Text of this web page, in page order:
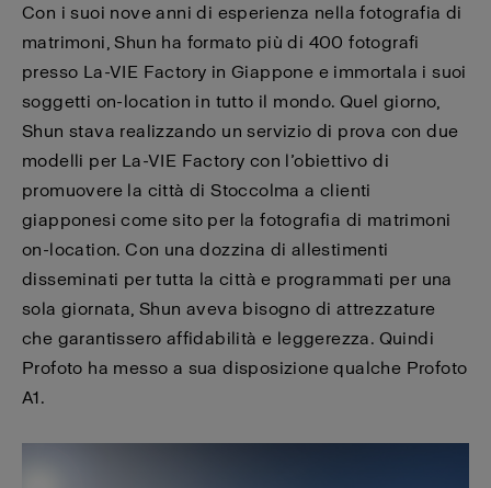
Con i suoi nove anni di esperienza nella fotografia di
matrimoni, Shun ha formato più di 400 fotografi
presso La-VIE Factory in Giappone e immortala i suoi
soggetti on-location in tutto il mondo. Quel giorno,
Shun stava realizzando un servizio di prova con due
modelli per La-VIE Factory con l’obiettivo di
promuovere la città di Stoccolma a clienti
giapponesi come sito per la fotografia di matrimoni
on-location. Con una dozzina di allestimenti
disseminati per tutta la città e programmati per una
sola giornata, Shun aveva bisogno di attrezzature
che garantissero affidabilità e leggerezza. Quindi
Profoto ha messo a sua disposizione qualche Profoto
A1.